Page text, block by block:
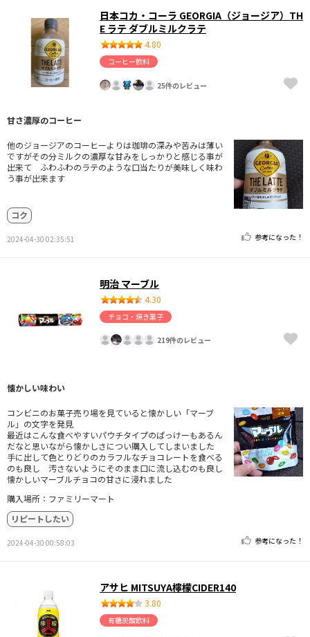
日本コカ・コーラ GEORGIA（ジョージア）TH
E ラテ ダブルミルクラテ
4.80
コーヒー飲料
25件のレビュー
甘さ濃厚のコーヒー
他のジョージアのコーヒーよりは珈琲の深みや苦みは薄い
ですがその分ミルクの濃厚な甘みをしっかりと感じる事が
出来て ふわふわのラテのような口当たりが美味しく味わ
う事が出来ます
コク
2024-04-30 02:35:51 参考になった！
明治 マーブル
4.30
チョコ・焼き菓子
219件のレビュー
懐かしい味わい
コンビニのお菓子売り場を見ていると懐かしい「マーブ
ル」の文字を発見
最近はこんな食べやすいパウチタイプのぱっけーもあるん
だなと思いながら懐かしさについ購入してしまいました
手に出して色とりどりのカラフルなチョコレートを食べる
のも良し 汚さないようにそのまま口に流し込むのも良し
懐かしいマーブルチョコの甘さに浸れました
購入場所：ファミリーマート
リピートしたい
2024-04-30 00:58:03 参考になった！
アサヒ MITSUYA檸檬CIDER140
3.80
有糖炭酸飲料